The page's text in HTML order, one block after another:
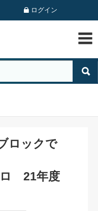
ログイン
ロックで
ロ 21年度